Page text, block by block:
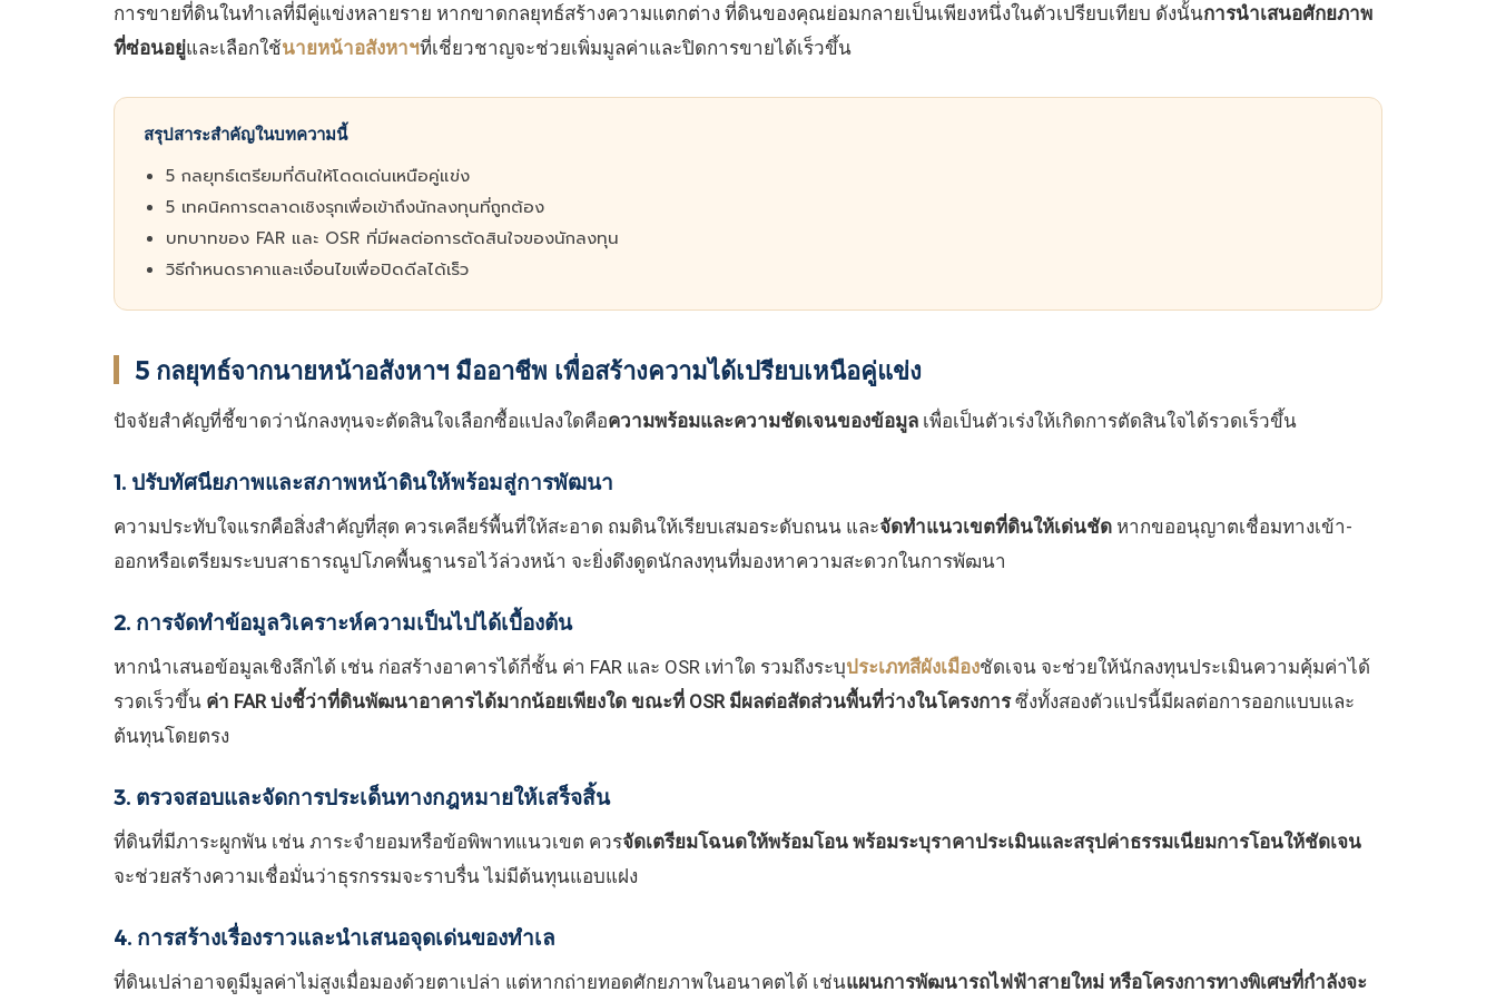
การขายที่ดินในทำเลที่มีคู่แข่งหลายราย หากขาดกลยุทธ์สร้างความแตกต่าง ที่ดินของคุณย่อมกลายเป็นเพียงหนึ่งในตัวเปรียบเทียบ ดังนั้นการนำเสนอศักยภาพ
ที่ซ่อนอยู่และเลือกใช้นายหน้าอสังหาฯที่เชี่ยวชาญจะช่วยเพิ่มมูลค่าและปิดการขายได้เร็วขึ้น
สรุปสาระสำคัญในบทความนี้
5 กลยุทธ์เตรียมที่ดินให้โดดเด่นเหนือคู่แข่ง
5 เทคนิคการตลาดเชิงรุกเพื่อเข้าถึงนักลงทุนที่ถูกต้อง
บทบาทของ FAR และ OSR ที่มีผลต่อการตัดสินใจของนักลงทุน
วิธีกำหนดราคาและเงื่อนไขเพื่อปิดดีลได้เร็ว
5 กลยุทธ์จากนายหน้าอสังหาฯ มืออาชีพ เพื่อสร้างความได้เปรียบเหนือคู่แข่ง
ปัจจัยสำคัญที่ชี้ขาดว่านักลงทุนจะตัดสินใจเลือกซื้อแปลงใดคือความพร้อมและความชัดเจนของข้อมูล เพื่อเป็นตัวเร่งให้เกิดการตัดสินใจได้รวดเร็วขึ้น
1. ปรับทัศนียภาพและสภาพหน้าดินให้พร้อมสู่การพัฒนา
ความประทับใจแรกคือสิ่งสำคัญที่สุด ควรเคลียร์พื้นที่ให้สะอาด ถมดินให้เรียบเสมอระดับถนน และจัดทำแนวเขตที่ดินให้เด่นชัด หากขออนุญาตเชื่อมทางเข้า-
ออกหรือเตรียมระบบสาธารณูปโภคพื้นฐานรอไว้ล่วงหน้า จะยิ่งดึงดูดนักลงทุนที่มองหาความสะดวกในการพัฒนา
2. การจัดทำข้อมูลวิเคราะห์ความเป็นไปได้เบื้องต้น
หากนำเสนอข้อมูลเชิงลึกได้ เช่น ก่อสร้างอาคารได้กี่ชั้น ค่า FAR และ OSR เท่าใด รวมถึงระบุประเภทสีผังเมืองชัดเจน จะช่วยให้นักลงทุนประเมินความคุ้มค่าได้
รวดเร็วขึ้น ค่า FAR บ่งชี้ว่าที่ดินพัฒนาอาคารได้มากน้อยเพียงใด ขณะที่ OSR มีผลต่อสัดส่วนพื้นที่ว่างในโครงการซึ่งทั้งสองตัวแปรนี้มีผลต่อการออกแบบและ
ต้นทุนโดยตรง
3. ตรวจสอบและจัดการประเด็นทางกฎหมายให้เสร็จสิ้น
ที่ดินที่มีภาระผูกพัน เช่น ภาระจำยอมหรือข้อพิพาทแนวเขต ควรจัดเตรียมโฉนดให้พร้อมโอน พร้อมระบุราคาประเมินและสรุปค่าธรรมเนียมการโอนให้ชัดเจน
จะช่วยสร้างความเชื่อมั่นว่าธุรกรรมจะราบรื่น ไม่มีต้นทุนแอบแฝง
4. การสร้างเรื่องราวและนำเสนอจุดเด่นของทำเล
ที่ดินเปล่าอาจดูมีมูลค่าไม่สูงเมื่อมองด้วยตาเปล่า แต่หากถ่ายทอดศักยภาพในอนาคตได้ เช่นแผนการพัฒนารถไฟฟ้าสายใหม่ หรือโครงการทางพิเศษที่กำลังจะ